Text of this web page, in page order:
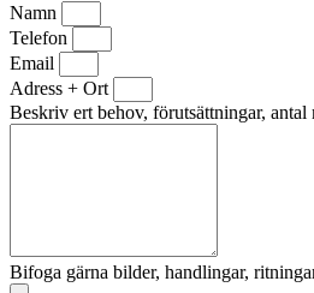
Namn
Telefon
Email
Adress + Ort
Beskriv ert behov, förutsättningar,
Bifoga gärna bilder, handlingar,